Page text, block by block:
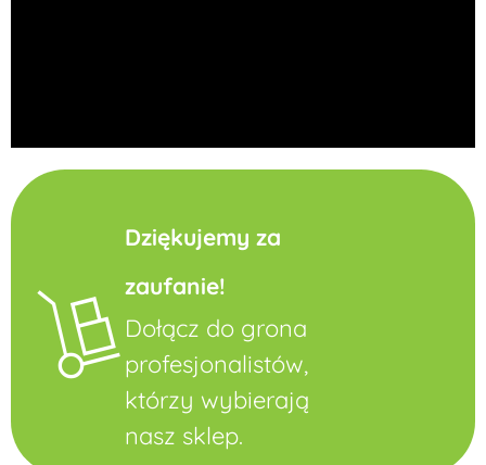
Dziękujemy za
zaufanie!
Dołącz do grona
profesjonalistów,
którzy wybierają
nasz sklep.